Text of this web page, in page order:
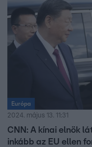
Európa
2024. május 13. 11:31
CNN: A kínai elnök
inkább az EU ellen